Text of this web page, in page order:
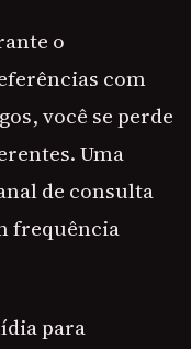
o
com
você se perde
Uma
de consulta
frequência
para